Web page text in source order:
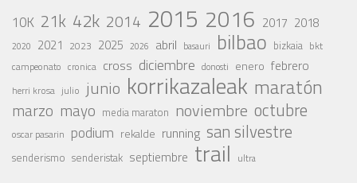
10K 21k 42k 2014 2015 2016 2017 2018
2020 2021 2023 2025 2026 abril basauri bilbao bizkaia bkt
campeonato cronica cross diciembre donosti enero febrero
herri krosa julio junio korrikazaleak maratón
marzo mayo media maraton noviembre octubre
oscar pasarin podium rekalde running san silvestre
senderismo senderistak septiembre trail ultra